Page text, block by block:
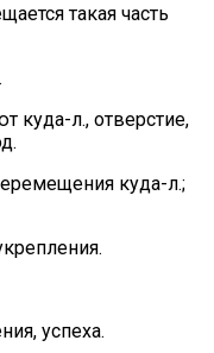
такая часть
куда-л., отверстие,
куда-л.;
успеха.